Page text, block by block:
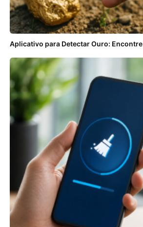
Aplicativo para Detectar Ouro: